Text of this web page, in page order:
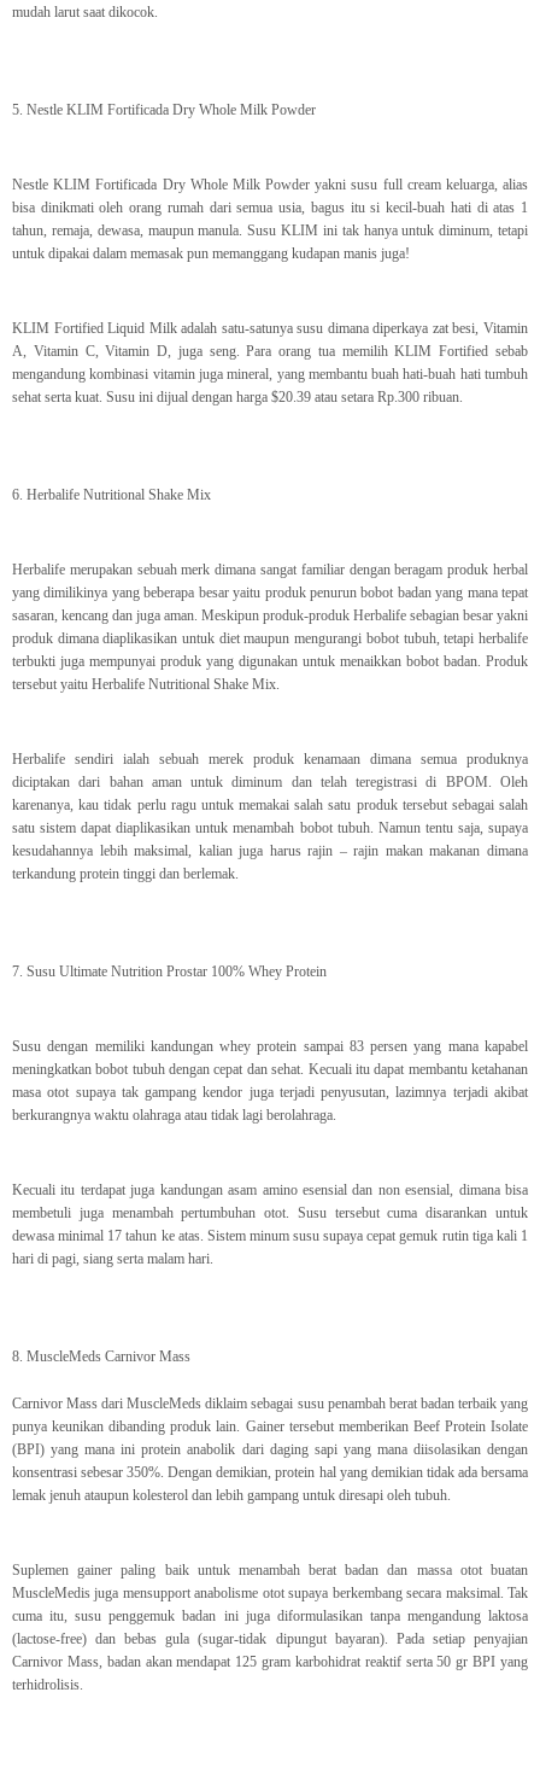
mudah larut saat dikocok.
5. Nestle KLIM Fortificada Dry Whole Milk Powder
Nestle KLIM Fortificada Dry Whole Milk Powder yakni susu full cream keluarga, alias
bisa dinikmati oleh orang rumah dari semua usia, bagus itu si kecil-buah hati di atas 1
tahun, remaja, dewasa, maupun manula. Susu KLIM ini tak hanya untuk diminum, tetapi
untuk dipakai dalam memasak pun memanggang kudapan manis juga!
KLIM Fortified Liquid Milk adalah satu-satunya susu dimana diperkaya zat besi, Vitamin
A, Vitamin C, Vitamin D, juga seng. Para orang tua memilih KLIM Fortified sebab
mengandung kombinasi vitamin juga mineral, yang membantu buah hati-buah hati tumbuh
sehat serta kuat. Susu ini dijual dengan harga $20.39 atau setara Rp.300 ribuan.
6. Herbalife Nutritional Shake Mix
Herbalife merupakan sebuah merk dimana sangat familiar dengan beragam produk herbal
yang dimilikinya yang beberapa besar yaitu produk penurun bobot badan yang mana tepat
sasaran, kencang dan juga aman. Meskipun produk-produk Herbalife sebagian besar yakni
produk dimana diaplikasikan untuk diet maupun mengurangi bobot tubuh, tetapi herbalife
terbukti juga mempunyai produk yang digunakan untuk menaikkan bobot badan. Produk
tersebut yaitu Herbalife Nutritional Shake Mix.
Herbalife sendiri ialah sebuah merek produk kenamaan dimana semua produknya
diciptakan dari bahan aman untuk diminum dan telah teregistrasi di BPOM. Oleh
karenanya, kau tidak perlu ragu untuk memakai salah satu produk tersebut sebagai salah
satu sistem dapat diaplikasikan untuk menambah bobot tubuh. Namun tentu saja, supaya
kesudahannya lebih maksimal, kalian juga harus rajin – rajin makan makanan dimana
terkandung protein tinggi dan berlemak.
7. Susu Ultimate Nutrition Prostar 100% Whey Protein
Susu dengan memiliki kandungan whey protein sampai 83 persen yang mana kapabel
meningkatkan bobot tubuh dengan cepat dan sehat. Kecuali itu dapat membantu ketahanan
masa otot supaya tak gampang kendor juga terjadi penyusutan, lazimnya terjadi akibat
berkurangnya waktu olahraga atau tidak lagi berolahraga.
Kecuali itu terdapat juga kandungan asam amino esensial dan non esensial, dimana bisa
membetuli juga menambah pertumbuhan otot. Susu tersebut cuma disarankan untuk
dewasa minimal 17 tahun ke atas. Sistem minum susu supaya cepat gemuk rutin tiga kali 1
hari di pagi, siang serta malam hari.
8. MuscleMeds Carnivor Mass
Carnivor Mass dari MuscleMeds diklaim sebagai susu penambah berat badan terbaik yang
punya keunikan dibanding produk lain. Gainer tersebut memberikan Beef Protein Isolate
(BPI) yang mana ini protein anabolik dari daging sapi yang mana diisolasikan dengan
konsentrasi sebesar 350%. Dengan demikian, protein hal yang demikian tidak ada bersama
lemak jenuh ataupun kolesterol dan lebih gampang untuk diresapi oleh tubuh.
Suplemen gainer paling baik untuk menambah berat badan dan massa otot buatan
MuscleMedis juga mensupport anabolisme otot supaya berkembang secara maksimal. Tak
cuma itu, susu penggemuk badan ini juga diformulasikan tanpa mengandung laktosa
(lactose-free) dan bebas gula (sugar-tidak dipungut bayaran). Pada setiap penyajian
Carnivor Mass, badan akan mendapat 125 gram karbohidrat reaktif serta 50 gr BPI yang
terhidrolisis.